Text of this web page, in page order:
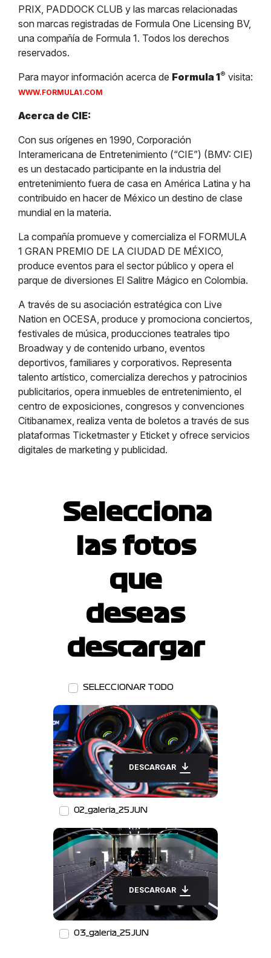
PRIX, PADDOCK CLUB y las marcas relacionadas
son marcas registradas de Formula One Licensing BV,
una compañía de Formula 1. Todos los derechos
reservados.
Para mayor información acerca de Formula 1® visita:
WWW.FORMULA1.COM
Acerca de CIE:
Con sus orígenes en 1990, Corporación
Interamericana de Entretenimiento (“CIE”) (BMV: CIE)
es un destacado participante en la industria del
entretenimiento fuera de casa en América Latina y ha
contribuido en hacer de México un destino de clase
mundial en la materia.
La compañía promueve y comercializa el FORMULA
1 GRAN PREMIO DE LA CIUDAD DE MÉXICO,
produce eventos para el sector público y opera el
parque de diversiones El Salitre Mágico en Colombia.
A través de su asociación estratégica con Live
Nation en OCESA, produce y promociona conciertos,
festivales de música, producciones teatrales tipo
Broadway y de contenido urbano, eventos
deportivos, familiares y corporativos. Representa
talento artístico, comercializa derechos y patrocinios
publicitarios, opera inmuebles de entretenimiento, el
centro de exposiciones, congresos y convenciones
Citibanamex, realiza venta de boletos a través de sus
plataformas Ticketmaster y Eticket y ofrece servicios
digitales de marketing y publicidad.
Selecciona
las fotos
que
deseas
descargar
SELECCIONAR TODO
DESCARGAR
02_galeria_25JUN
DESCARGAR
03_galeria_25JUN